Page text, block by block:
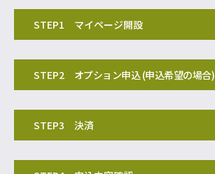
STEP1 マイページ開設
STEP2 オプション申込 (申込希望の場合)
STEP3 決済